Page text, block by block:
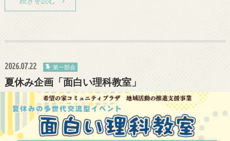
2026.07.22 第一部会
夏休み企画「面白い理科教室」